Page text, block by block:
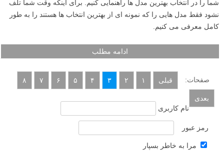
شما را در انتخاب بهترین مدل ها راهنمایی کنیم. برای اینکه وقت شما تلف
نشود فقط مدل هایی را که نمونه ای از بهترین انتخاب ها هستند را به طور
کامل معرفی می کنیم.
ادامه مطلب
صفحات: قبلی ۱ ۲ ۳ ۴ ۵ ۶ ۷ ۸
بعدی
نام کاربری
رمز عبور
مرا به خاطر بسپار